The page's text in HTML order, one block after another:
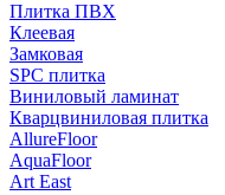
Плитка ПВХ
Клеевая
Замковая
SPC плитка
Виниловый ламинат
Кварцвиниловая плитка
AllureFloor
AquaFloor
Art East